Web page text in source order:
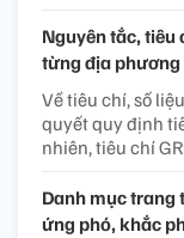
Nguyên tắc, tiêu
từng địa phương
Về tiêu chí, số
quyết quy định
nhiên, tiêu chí
Danh mục trang
ứng phó, khắc